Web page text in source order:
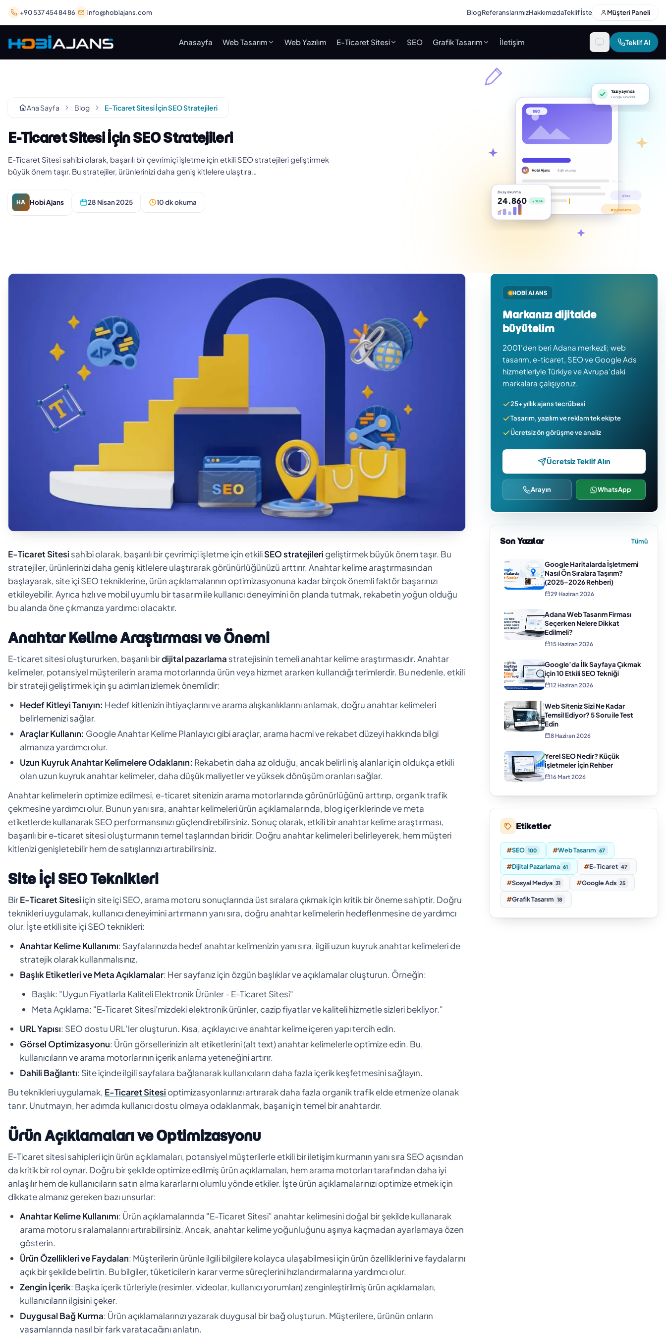
+90 537 454 84 86 info@hobiajans.com BlogReferanslarımızHakkımızdaTeklif İste Müşteri Paneli
Anasayfa Web Tasarım Web Yazılım E-Ticaret Sitesi SEO Grafik Tasarım İletişim Teklif Al
Ana Sayfa Blog E-Ticaret Sitesi İçin SEO Stratejileri
E-Ticaret Sitesi İçin SEO Stratejileri
E-Ticaret Sitesi sahibi olarak, başarılı bir çevrimiçi işletme için etkili SEO stratejileri geliştirmek
büyük önem taşır. Bu stratejiler, ürünlerinizi daha geniş kitlelere ulaştıra…
HA Hobi Ajans 28 Nisan 2025 10 dk okuma
SEO
HA Hobi Ajans · 5 dk okuma
Yazı yayında
Google’a bildirildi
Bu ay okunma
24.860 ▲ %64
E-Ticaret Sitesi sahibi olarak, başarılı bir çevrimiçi işletme için etkiliSEO stratejileri geliştirmek büyük önem taşır. Bu
stratejiler, ürünlerinizi daha geniş kitlelere ulaştırarak görünürlüğünüzü arttırır. Anahtar kelime araştırmasından
başlayarak, site içi SEO tekniklerine, ürün açıklamalarının optimizasyonuna kadar birçok önemli faktör başarınızı
etkileyebilir. Ayrıca hızlı ve mobil uyumlu bir tasarım ile kullanıcı deneyimini ön planda tutmak, rekabetin yoğun olduğu
bu alanda öne çıkmanıza yardımcı olacaktır.
Anahtar Kelime Araştırması ve Önemi
E-ticaret sitesi oluştururken, başarılı birdijital pazarlama stratejisinin temeli anahtar kelime araştırmasıdır. Anahtar
kelimeler, potansiyel müşterilerin arama motorlarında ürün veya hizmet ararken kullandığı terimlerdir. Bu nedenle, etkili
bir strateji geliştirmek için şu adımları izlemek önemlidir:
Hedef Kitleyi Tanıyın: Hedef kitlenizin ihtiyaçlarını ve arama alışkanlıklarını anlamak, doğru anahtar kelimeleri
belirlemenizi sağlar.
Araçlar Kullanın: Google Anahtar Kelime Planlayıcı gibi araçlar, arama hacmi ve rekabet düzeyi hakkında bilgi
almanıza yardımcı olur.
Uzun Kuyruk Anahtar Kelimelere Odaklanın: Rekabetin daha az olduğu, ancak belirli niş alanlar için oldukça etkili
olan uzun kuyruk anahtar kelimeler, daha düşük maliyetler ve yüksek dönüşüm oranları sağlar.
Anahtar kelimelerin optimize edilmesi, e-ticaret sitenizin arama motorlarında görünürlüğünü arttırıp, organik trafik
çekmesine yardımcı olur. Bunun yanı sıra, anahtar kelimeleri ürün açıklamalarında, blog içeriklerinde ve meta
etiketlerde kullanarak SEO performansınızı güçlendirebilirsiniz. Sonuç olarak, etkili bir anahtar kelime araştırması,
başarılı bir e-ticaret sitesi oluşturmanın temel taşlarından biridir. Doğru anahtar kelimeleri belirleyerek, hem müşteri
kitlenizi genişletebilir hem de satışlarınızı artırabilirsiniz.
Site İçi SEO Teknikleri
BirE-Ticaret Sitesiiçin site içi SEO, arama motoru sonuçlarında üst sıralara çıkmak için kritik bir öneme sahiptir. Doğru
teknikleri uygulamak, kullanıcı deneyimini artırmanın yanı sıra, doğru anahtar kelimelerin hedeflenmesine de yardımcı
olur. İşte etkili site içi SEO teknikleri:
Anahtar Kelime Kullanımı: Sayfalarınızda hedef anahtar kelimenizin yanı sıra, ilgili uzun kuyruk anahtar kelimeleri de
stratejik olarak kullanmalısınız.
Başlık Etiketleri ve Meta Açıklamalar: Her sayfanız için özgün başlıklar ve açıklamalar oluşturun. Örneğin:
Başlık: "Uygun Fiyatlarla Kaliteli Elektronik Ürünler - E-Ticaret Sitesi"
Meta Açıklama: "E-Ticaret Sitesi'mizdeki elektronik ürünler, cazip fiyatlar ve kaliteli hizmetle sizleri bekliyor."
URL Yapısı: SEO dostu URL’ler oluşturun. Kısa, açıklayıcı ve anahtar kelime içeren yapı tercih edin.
Görsel Optimizasyonu: Ürün görsellerinizin alt etiketlerini (alt text) anahtar kelimelerle optimize edin. Bu,
kullanıcıların ve arama motorlarının içerik anlama yeteneğini artırır.
Dahili Bağlantı: Site içinde ilgili sayfalara bağlanarak kullanıcıların daha fazla içerik keşfetmesini sağlayın.
Bu teknikleri uygulamak, E-Ticaret Sitesi optimizasyonlarınızı artırarak daha fazla organik trafik elde etmenize olanak
tanır. Unutmayın, her adımda kullanıcı dostu olmaya odaklanmak, başarı için temel bir anahtardır.
Ürün Açıklamaları ve Optimizasyonu
E-Ticaret sitesi sahipleri için ürün açıklamaları, potansiyel müşterilerle etkili bir iletişim kurmanın yanı sıra SEO açısından
da kritik bir rol oynar. Doğru bir şekilde optimize edilmiş ürün açıklamaları, hem arama motorları tarafından daha iyi
anlaşılır hem de kullanıcıların satın alma kararlarını olumlu yönde etkiler. İşte ürün açıklamalarınızı optimize etmek için
dikkate almanız gereken bazı unsurlar:
Anahtar Kelime Kullanımı: Ürün açıklamalarında "E-Ticaret Sitesi" anahtar kelimesini doğal bir şekilde kullanarak
arama motoru sıralamalarını artırabilirsiniz. Ancak, anahtar kelime yoğunluğunu aşırıya kaçmadan ayarlamaya özen
gösterin.
Ürün Özellikleri ve Faydaları: Müşterilerin ürünle ilgili bilgilere kolayca ulaşabilmesi için ürün özelliklerini ve faydalarını
açık bir şekilde belirtin. Bu bilgiler, tüketicilerin karar verme süreçlerini hızlandırmalarına yardımcı olur.
Zengin İçerik: Başka içerik türleriyle (resimler, videolar, kullanıcı yorumları) zenginleştirilmiş ürün açıklamaları,
kullanıcıların ilgisini çeker.
Duygusal Bağ Kurma: Ürün açıklamalarınızı yazarak duygusal bir bağ oluşturun. Müşterilere, ürünün onların
yaşamlarında nasıl bir fark yaratacağını anlatın.
HOBI AJANS
Markanızı dijitalde
büyütelim
2001’den beri Adana merkezli; web
tasarım, e-ticaret, SEO ve Google Ads
hizmetleriyle Türkiye ve Avrupa’daki
markalara çalışıyoruz.
25+ yıllık ajans tecrübesi
Tasarım, yazılım ve reklam tek ekipte
Ücretsiz ön görüşme ve analiz
Ücretsiz Teklif Alın
Arayın WhatsApp
Son Yazılar Tümü
Google Haritalarda İşletmemi
Nasıl Ön Sıralara Taşırım?
(2025–2026 Rehberi)
29 Haziran 2026
Adana Web Tasarım Firması
Seçerken Nelere Dikkat
Edilmeli?
15 Haziran 2026
Google’da İlk Sayfaya Çıkmak
için 10 Etkili SEO Tekniği
12 Haziran 2026
Web Siteniz Sizi Ne Kadar
Temsil Ediyor? 5 Soru ile Test
Edin
8 Haziran 2026
Yerel SEO Nedir? Küçük
İşletmeler İçin Rehber
16 Mart 2026
Etiketler
#SEO 100 #Web Tasarım 67
#Dijital Pazarlama 61 #E-Ticaret 47
#Sosyal Medya 31 #Google Ads 25
#Grafik Tasarım 18